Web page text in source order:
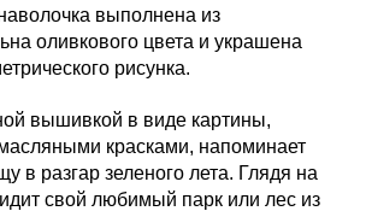
выполнена из
оливкового цвета и украшена
рисунка.
вышивкой в виде картины,
красками, напоминает
в разгар зеленого лета. Глядя на
свой любимый парк или лес из